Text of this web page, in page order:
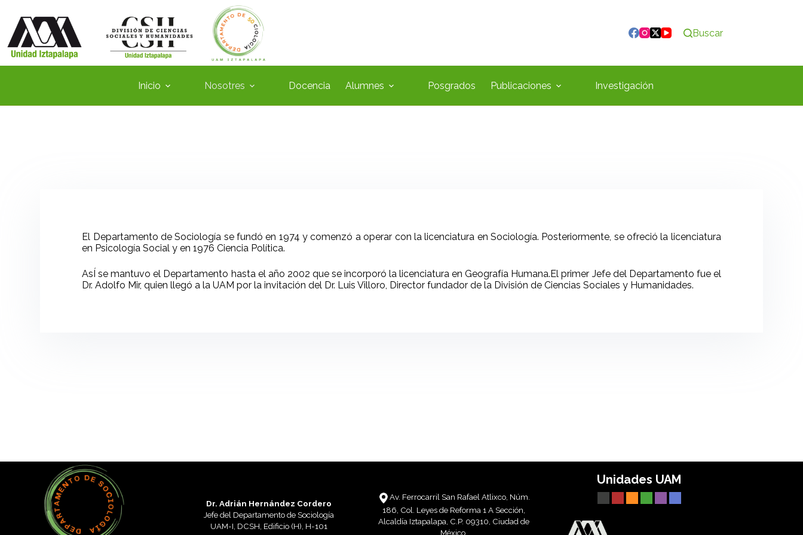
Buscar
Inicio Nosotres Docencia Alumnes Posgrados Publicaciones Investigación
El Departamento de Sociología se fundó en 1974 y comenzó a operar con la licenciatura en Sociología. Posteriormente, se ofreció la licenciatura
en Psicología Social y en 1976 Ciencia Política.
AsÍ se mantuvo el Departamento hasta el año 2002 que se incorporó la licenciatura en Geografía Humana.El primer Jefe del Departamento fue el
Dr. Adolfo Mir, quien llegó a la UAM por la invitación del Dr. Luis Villoro, Director fundador de la División de Ciencias Sociales y Humanidades.
Dr. Adrián Hernández Cordero
Jefe del Departamento de Sociología
UAM-I, DCSH, Edificio (H), H-101
Av. Ferrocarril San Rafael Atlixco, Núm.
186, Col. Leyes de Reforma 1 A Sección,
Alcaldía Iztapalapa, C.P. 09310, Ciudad de
México.
Unidades UAM